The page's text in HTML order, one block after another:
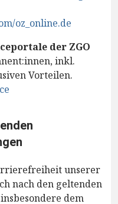
oz_online.de
der ZGO
inkl.
Vorteilen.
unserer
nach den geltenden
dem